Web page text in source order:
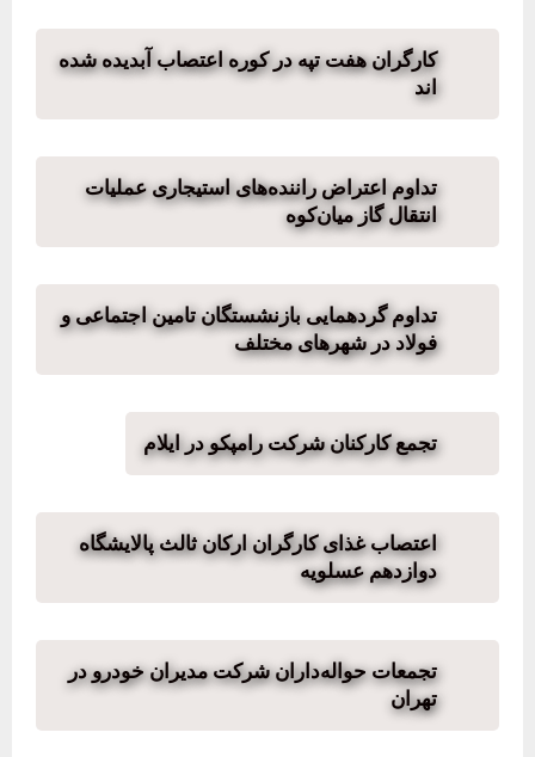
کارگران هفت تپه در کوره اعتصاب آبدیده شده
اند
تداوم اعتراض راننده‌های استیجاری عملیات
انتقال گاز میان‌کوه
تداوم گردهمایی بازنشستگان تامین اجتماعی و
فولاد در شهرهای مختلف
تجمع کارکنان شرکت رامپکو در ایلام
اعتصاب غذای کارگران ارکان ثالث پالایشگاه
دوازدهم عسلویه
تجمعات حواله‌داران شرکت مدیران خودرو در
تهران